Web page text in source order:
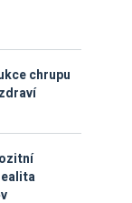
chrupu